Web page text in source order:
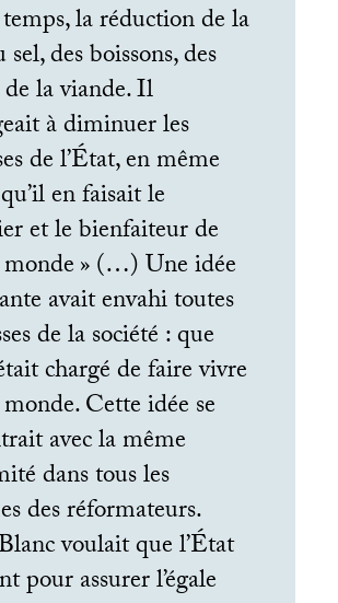
la réduction de la
des boissons, des
la viande. Il
à diminuer les
de l’État, en même
en faisait le
et le bienfaiteur de
» (…) Une idée
avait envahi toutes
de la société : que
chargé de faire vivre
Cette idée se
avec la même
dans tous les
des réformateurs.
voulait que l’État
pour assurer l’égale